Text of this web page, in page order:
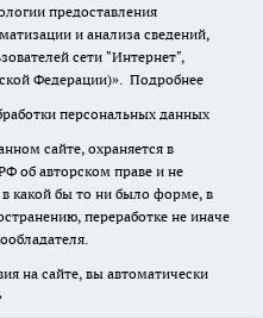
предоставления
и анализа сведений,
сети "Интернет",
Федерации)». Подробнее
персональных данных
сайте, охраняется в
об авторском праве и не
какой бы то ни было форме, в
переработке не иначе
на сайте, вы автоматически